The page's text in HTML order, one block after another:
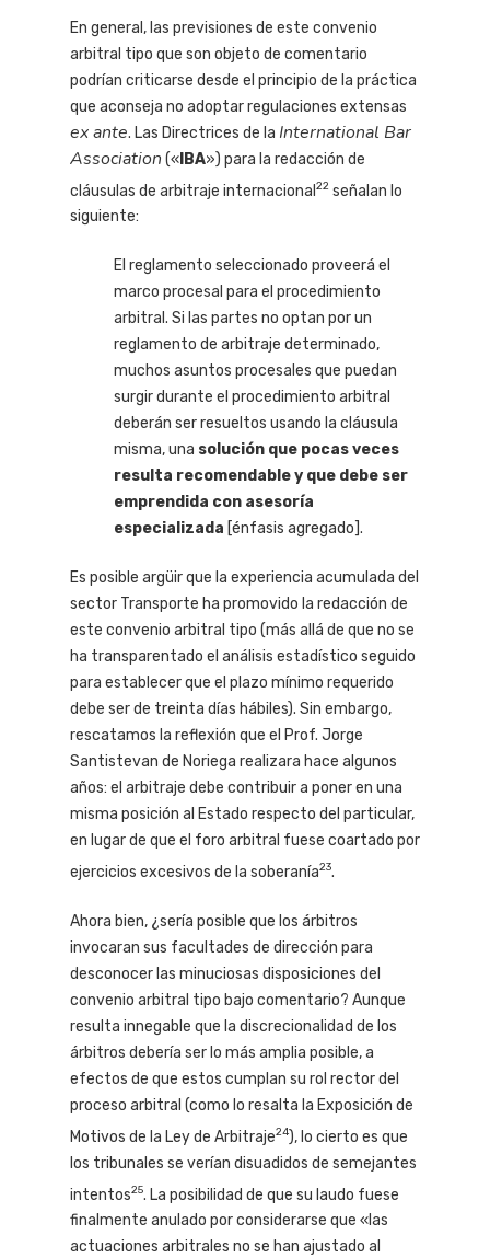
En general, las previsiones de este convenio
arbitral tipo que son objeto de comentario
podrían criticarse desde el principio de la práctica
que aconseja no adoptar regulaciones extensas
ex ante. Las Directrices de la International Bar
Association (« IBA») para la redacción de
cláusulas de arbitraje internacional22 señalan lo
siguiente:
El reglamento seleccionado proveerá el
marco procesal para el procedimiento
arbitral. Si las partes no optan por un
reglamento de arbitraje determinado,
muchos asuntos procesales que puedan
surgir durante el procedimiento arbitral
deberán ser resueltos usando la cláusula
misma, una solución que pocas veces
resulta recomendable y que debe ser
emprendida con asesoría
especializada [énfasis agregado].
Es posible argüir que la experiencia acumulada del
sector Transporte ha promovido la redacción de
este convenio arbitral tipo (más allá de que no se
ha transparentado el análisis estadístico seguido
para establecer que el plazo mínimo requerido
debe ser de treinta días hábiles). Sin embargo,
rescatamos la reflexión que el Prof. Jorge
Santistevan de Noriega realizara hace algunos
años: el arbitraje debe contribuir a poner en una
misma posición al Estado respecto del particular,
en lugar de que el foro arbitral fuese coartado por
ejercicios excesivos de la soberanía23.
Ahora bien, ¿sería posible que los árbitros
invocaran sus facultades de dirección para
desconocer las minuciosas disposiciones del
convenio arbitral tipo bajo comentario? Aunque
resulta innegable que la discrecionalidad de los
árbitros debería ser lo más amplia posible, a
efectos de que estos cumplan su rol rector del
proceso arbitral (como lo resalta la Exposición de
Motivos de la Ley de Arbitraje24), lo cierto es que
los tribunales se verían disuadidos de semejantes
intentos25. La posibilidad de que su laudo fuese
finalmente anulado por considerarse que «las
actuaciones arbitrales no se han ajustado al